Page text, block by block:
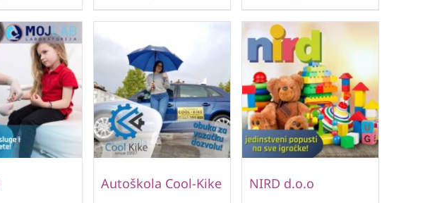
Autoškola Cool-Kike NIRD d.o.o